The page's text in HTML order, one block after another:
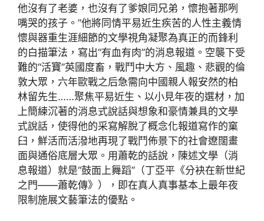
他沒有了老婆，也沒有了爹娘同兄弟，懷抱著那咧
嘴哭的孩子。”他將同情平易近生疾苦的人性主義情
懷與器重生涯細節的文學視角凝聚為真正的而鋒利
的白描筆法，寫出“有血有肉”的消息報道。空襲下受
難的“活寶”英國度畜，戰鬥中大方、風趣、悲觀的倫
敦大眾，六年歐戰之后急需向中國親人報安然的柏
林留先生……聚焦平易近生、以小見年夜的選材，加
上簡練沉著的消息式說話與想象和豪情兼具的文學
式說話，使得他的采寫解脫了概念化報道寫作的窠
臼，鮮活而活潑地再現了戰鬥佈景下的社會遼闊畫
面與通俗底層大眾。用蕭乾的話說，陳述文學（消
息報道）就是“鼓面上舞蹈”（丁亞平《分袂在新世紀
之門——蕭乾傳》），即在真人真事基本上最年夜
限制施展文藝筆法的優點。